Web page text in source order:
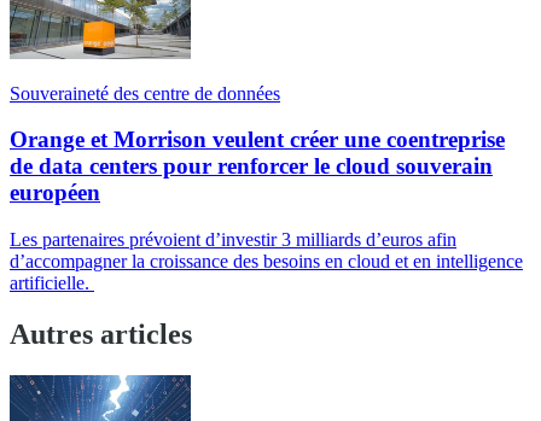
Souveraineté des centre de données
Orange et Morrison veulent créer une coentreprise
de data centers pour renforcer le cloud souverain
européen
Les partenaires prévoient d’investir 3 milliards d’euros afin
d’accompagner la croissance des besoins en cloud et en intelligence
artificielle.
Autres articles